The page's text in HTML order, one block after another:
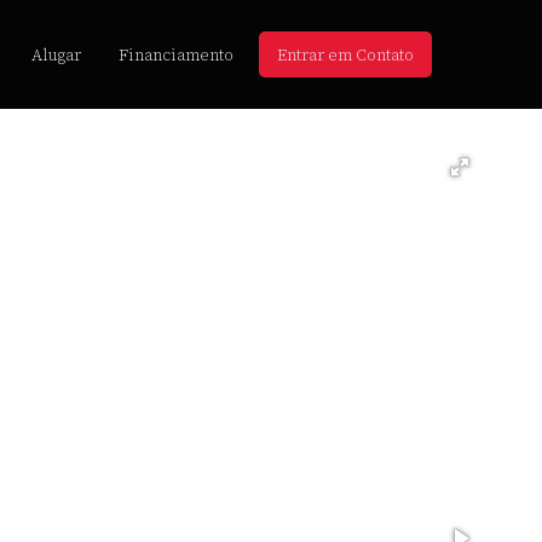
Entrar em Contato
Financiamento
Alugar